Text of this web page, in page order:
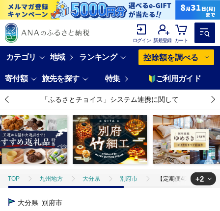
ログイン 新規登録 カート
カテゴリ 地域 ランキング 控除額を調べる
寄付額 旅先を探す 特集 ご利用ガイド
「ふるさとチョイス」システム連携に関して
TOP 九州地方 大分県 別府市 【定期便4回発送】薬
TOP
+2
大分県 別府市